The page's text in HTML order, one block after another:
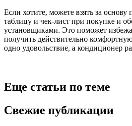
Если хотите, можете взять за
таблицу и чек-лист при покупке и
установщиками. Это поможет
получить действительно
одно удовольствие, а кондиционер
Еще статьи по теме
Свежие публикации